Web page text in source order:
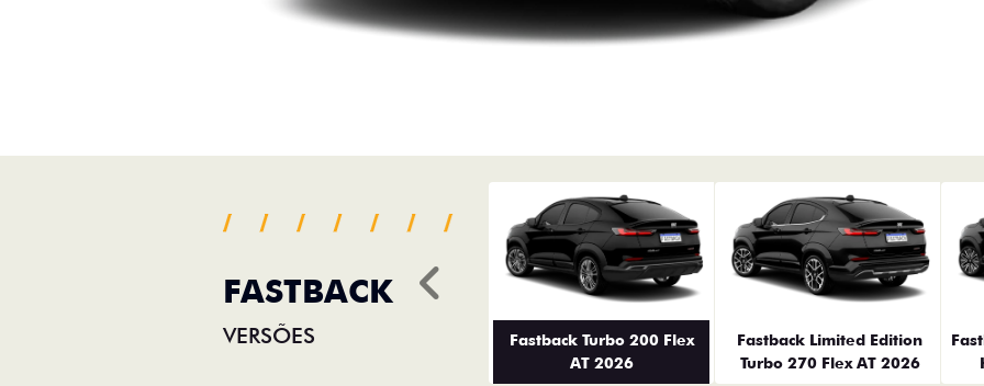
FASTBACK
VERSÕES
Fastback Turbo 200 Flex
AT 2026
Fastback Limited Edition
Turbo 270 Flex AT 2026
Anterior